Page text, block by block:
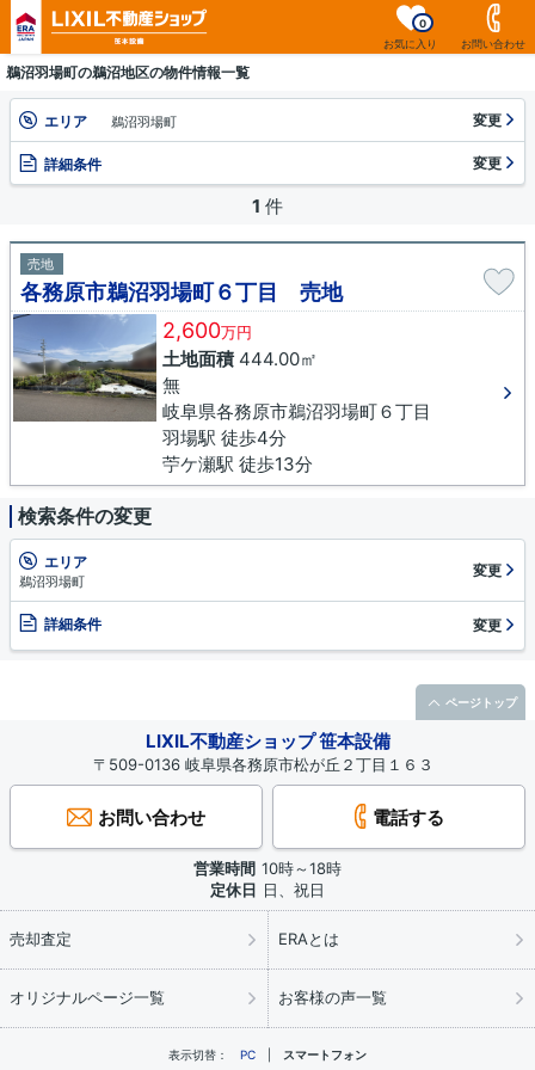
お気に入り
0
お問い合わせ
鵜沼羽場町の鵜沼地区の物件情報一覧
エリア 鵜沼羽場町 変更
詳細条件 変更
1 件
売地
各務原市鵜沼羽場町６丁目 売地
2,600万円
土地面積444.00㎡
無
岐阜県各務原市鵜沼羽場町６丁目
羽場駅 徒歩4分
苧ケ瀬駅 徒歩13分
検索条件の変更
エリア
鵜沼羽場町
変更
詳細条件 変更
LIXIL不動産ショップ 笹本設備
〒509-0136 岐阜県各務原市松が丘２丁目１６３
お問い合わせ 電話する
営業時間 10時～18時
定休日 日、祝日
売却査定 ERAとは
オリジナルページ一覧 お客様の声一覧
表示切替： PC スマートフォン
ページトップ